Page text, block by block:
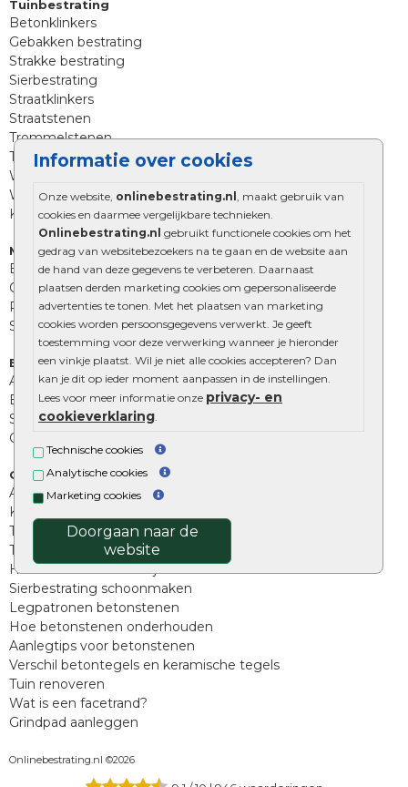
Informatie over cookies
Onze website, onlinebestrating.nl
, maakt gebruik van
cookies en daarmee vergelijkbare technieken.
Onlinebestrating.nl gebruikt functionele cookies om het
gedrag van websitebezoekers na te gaan en de website aan
de hand van deze gegevens te verbeteren. Daarnaast
plaatsen derden marketing cookies om gepersonaliseerde
advertenties te tonen. Met het plaatsen van marketing
cookies worden persoonsgegevens verwerkt. Je geeft
toestemming voor deze verwerking wanneer je hieronder
een vinkje plaatst. Wil je niet alle cookies accepteren? Dan
kan je dit op ieder moment aanpassen in de instellingen.
Lees voor meer informatie onze privacy- en
cookieverklaring
Technische cookies
Analytische cookies
Marketing cookies
Doorgaan naar de
website
Tuinbestrating
Betonklinkers
Gebakken bestrating
Strakke bestrating
Sierbestrating
Straatklinkers
Straatstenen
Trommelstenen
Tuinstenen
Waalformaat
Wildverband bestrating
Kingstones
Muurelementen
Betonbielzen
Opsluitbanden
Palissades
Stapelblokken
Extra benodigdheden
Afwatering en diversen
Beplantings en betonelementen
Split, grind en zand
Oprit tegels
Overig
Aanbiedingen
Kunstgras
Tuintegels outlet
Terrastegels leggen
Hoe richt ik een landelijke tuin in?
Sierbestrating schoonmaken
Legpatronen betonstenen
Hoe betonstenen onderhouden
Aanlegtips voor betonstenen
Verschil betontegels en keramische tegels
Tuin renoveren
Wat is een facetrand?
Grindpad aanleggen
Onlinebestrating.nl ©2026